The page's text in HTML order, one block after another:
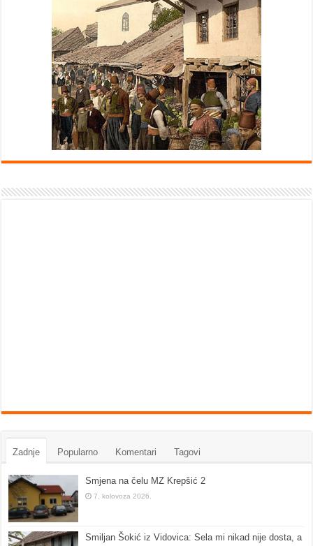
Zadnje Popularno Komentari Tagovi
Smjena na čelu MZ Krepšić 2
7. kolovoza 2026.
Smiljan Šokić iz Vidovica: Sela mi nikad nije dosta, a